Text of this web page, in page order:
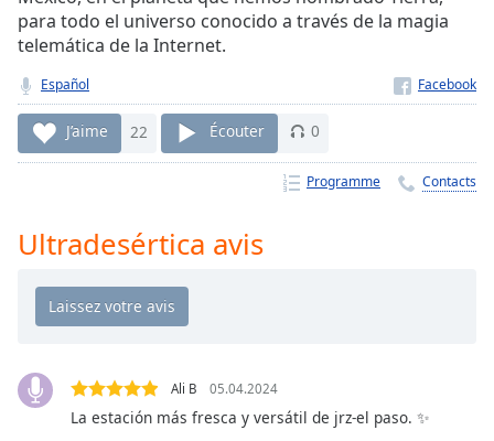
Playback
Rate
Chapters
Descriptions
selected
Subtitles
subtitles
opens
subtitles
settings
para todo el universo conocido a través de la magia
telemática de la Internet.
Español
J’aime 22 Écouter 0
Programme Contacts
Ultradesértica avis
Ali B 05.04.2024
La estación más fresca y versátil de jrz-el paso. ✨